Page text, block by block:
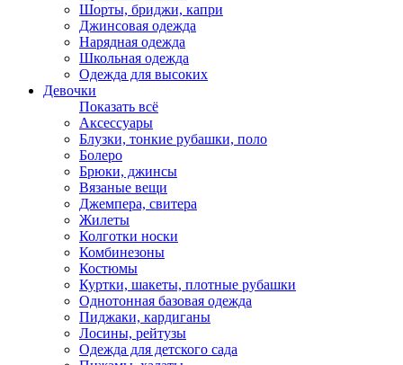
Шорты, бриджи, капри
Джинсовая одежда
Нарядная одежда
Школьная одежда
Одежда для высоких
Девочки
Показать всё
Аксессуары
Блузки, тонкие рубашки, поло
Болеро
Брюки, джинсы
Вязаные вещи
Джемпера, свитера
Жилеты
Колготки носки
Комбинезоны
Костюмы
Куртки, шакеты, плотные рубашки
Однотонная базовая одежда
Пиджаки, кардиганы
Лосины, рейтузы
Одежда для детского сада